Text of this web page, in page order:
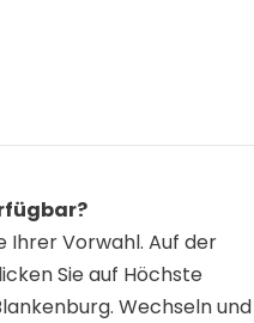
Ihrer Vorwahl. Auf der
Sie auf Höchste
Wechseln und